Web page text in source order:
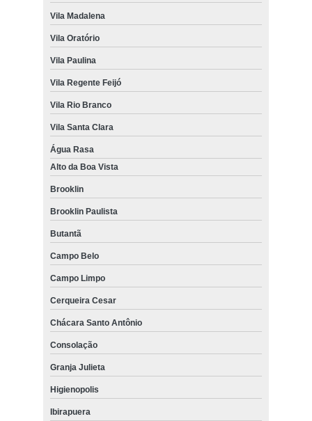
Vila Madalena
Vila Oratório
Vila Paulina
Vila Regente Feijó
Vila Rio Branco
Vila Santa Clara
Água Rasa
Alto da Boa Vista
Brooklin
Brooklin Paulista
Butantã
Campo Belo
Campo Limpo
Cerqueira Cesar
Chácara Santo Antônio
Consolação
Granja Julieta
Higienopolis
Ibirapuera